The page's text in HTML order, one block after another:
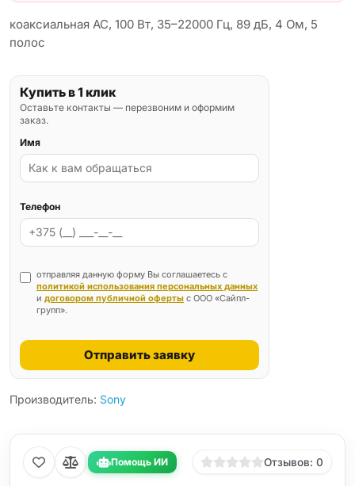
коаксиальная АС, 100 Вт, 35–22000 Гц, 89 дБ, 4 Ом, 5
полос
Купить в 1 клик
Оставьте контакты — перезвоним и оформим
заказ.
Имя
Телефон
отправляя данную форму Вы соглашаетесь с
политикой использования персональных данных
и договором публичной оферты с ООО «Сайпл-
групп».
Отправить заявку
Производитель: Sony
Помощь ИИ Отзывов: 0